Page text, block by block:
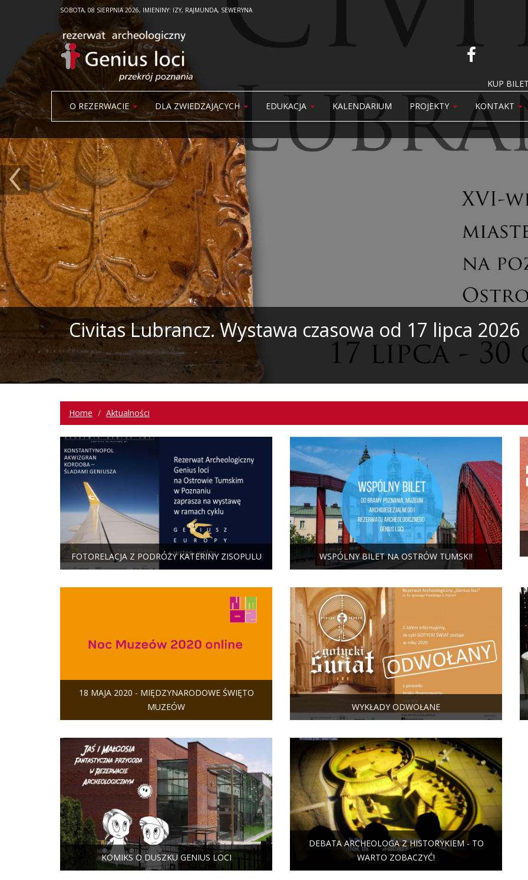
SOBOTA, 08 SIERPNIA 2026, IMIENINY: IZY, RAJMUNDA, SEWERYNA
KUP
O REZERWACIE
DLA ZWIEDZAJĄCYCH EDUKACJA KALENDARIUM PROJEKTY KONTAKT
Civitas Lubrancz. Wystawa czasowa od 17 lipca 2026
‹
Home Aktualności
FOTORELACJA Z PODRÓŻY KATERINY ZISOPULU WSPÓLNY BILET NA OSTRÓW TUMSKI!
18 MAJA 2020 - MIĘDZYNARODOWE ŚWIĘTO
MUZEÓW
WYKŁADY ODWOŁANE
KOMIKS O DUSZKU GENIUS LOCI
DEBATA ARCHEOLOGA Z HISTORYKIEM - TO
WARTO ZOBACZYĆ!